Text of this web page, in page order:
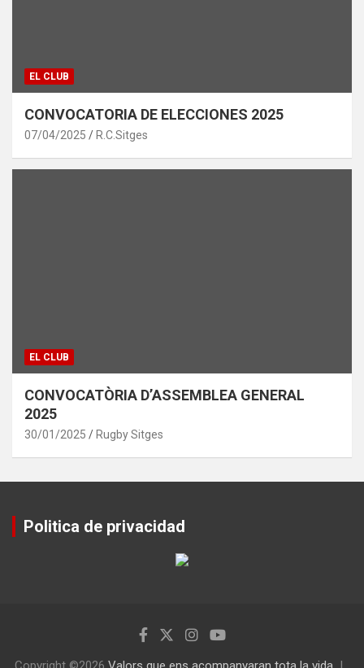
EL CLUB
CONVOCATORIA DE ELECCIONES 2025
07/04/2025 R.C.Sitges
EL CLUB
CONVOCATÒRIA D’ASSEMBLEA GENERAL
2025
30/01/2025 Rugby Sitges
Politica de privacidad